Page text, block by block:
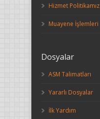
Hizmet Politikamız
Muayene İşlemleri
Dosyalar
ASM Talimatları
Yararlı Dosyalar
İlk Yardım